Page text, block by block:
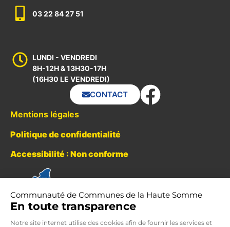
03 22 84 27 51
LUNDI - VENDREDI
8H-12H & 13H30-17H
(16H30 LE VENDREDI)
CONTACT
Mentions légales
Politique de confidentialité
Accessibilité : Non conforme
Communauté de Communes de la Haute Somme
En toute transparence
Notre site internet utilise des cookies afin de fournir les services et